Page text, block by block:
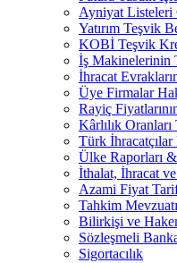
Ayniyat Listeleri
Yatırım Teşvik
KOBİ Teşvik
İş Makinelerinin
İhracat
Üye Firmalar
Rayiç
Kârlılık Oranları
Türk İhracatçılar
Ülke Raporları
İthalat, İhracat
Azami Fiyat
Tahkim Mevzuatı
Bilirkişi ve
Sözleşmeli
Sigortacılık